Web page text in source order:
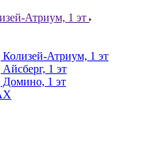
Атриум, 1 эт
Атриум, 1 эт
1 эт
1 эт